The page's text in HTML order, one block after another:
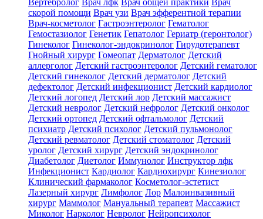
Вертебролог Врач лфк Врач общей практики Врач
скорой помощи Врач узи Врач эфферентной терапии
Врач-косметолог Гастроэнтеролог Гематолог
Гемостазиолог Генетик Гепатолог Гериатр (геронтолог)
Гинеколог Гинеколог-эндокринолог Гирудотерапевт
Гнойный хирург Гомеопат Дерматолог Детский
аллерголог Детский гастроэнтеролог Детский гематолог
Детский гинеколог Детский дерматолог Детский
дефектолог Детский инфекционист Детский кардиолог
Детский логопед Детский лор Детский массажист
Детский невролог Детский нефролог Детский онколог
Детский ортопед Детский офтальмолог Детский
психиатр Детский психолог Детский пульмонолог
Детский ревматолог Детский стоматолог Детский
уролог Детский хирург Детский эндокринолог
Диабетолог Диетолог Иммунолог Инструктор лфк
Инфекционист Кардиолог Кардиохирург Кинезиолог
Клинический фармаколог Косметолог-эстетист
Лазерный хирург Лимфолог Лор Малоинвазивный
хирург Маммолог Мануальный терапевт Массажист
Миколог Нарколог Невролог Нейропсихолог